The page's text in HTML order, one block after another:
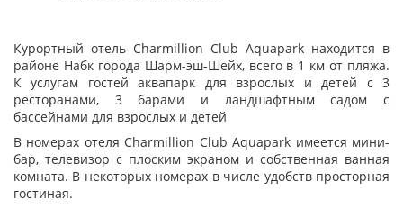
Курортный отель Charmillion Club Aquapark находится в
районе Набк города Шарм-эш-Шейх, всего в 1 км от пляжа.
К услугам гостей аквапарк для взрослых и детей с 3
ресторанами, 3 барами и ландшафтным садом с
бассейнами для взрослых и детей
В номерах отеля Charmillion Club Aquapark имеется мини-
бар, телевизор с плоским экраном и собственная ванная
комната. В некоторых номерах в числе удобств просторная
гостиная.